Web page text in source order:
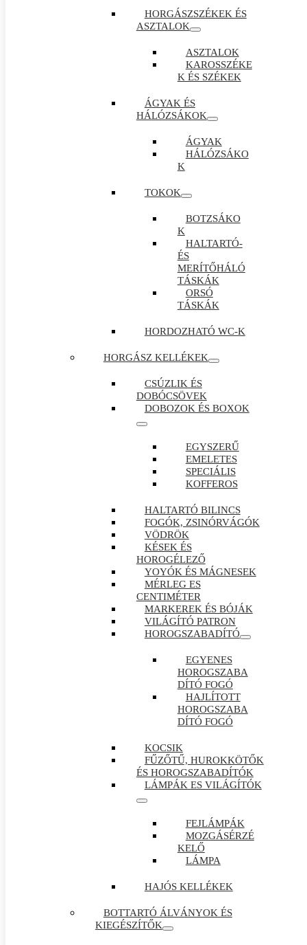
HORGÁSZSZÉKEK ÉS
ASZTALOK
ASZTALOK
KAROSSZÉKE
K ÉS SZÉKEK
ÁGYAK ÉS
HÁLÓZSÁKOK
ÁGYAK
HÁLÓZSÁKO
K
TOKOK
BOTZSÁKO
K
HALTARTÓ-
ÉS
MERÍTŐHÁLÓ
TÁSKÁK
ORSÓ
TÁSKÁK
HORDOZHATÓ WC-K
HORGÁSZ KELLÉKEK
CSÚZLIK ÉS
DOBÓCSÖVEK
DOBOZOK ÉS BOXOK
EGYSZERŰ
EMELETES
SPECIÁLIS
KOFFEROS
HALTARTÓ BILINCS
FOGÓK, ZSINÓRVÁGÓK
VÖDRÖK
KÉSEK ÉS
HOROGÉLEZŐ
YOYÓK ÉS MÁGNESEK
MÉRLEG ES
CENTIMÉTER
MARKEREK ÉS BÓJÁK
VILÁGÍTÓ PATRON
HOROGSZABADÍTÓ
EGYENES
HOROGSZABA
DÍTÓ FOGÓ
HAJLÍTOTT
HOROGSZABA
DÍTÓ FOGÓ
KOCSIK
FŰZŐTŰ, HUROKKÖTŐK
ÉS HOROGSZABADÍTÓK
LÁMPÁK ES VILÁGÍTÓK
FEJLÁMPÁK
MOZGÁSÉRZÉ
KELŐ
LÁMPA
HAJÓS KELLÉKEK
BOTTARTÓ ÁLVÁNYOK ÉS
KIEGÉSZÍTŐK